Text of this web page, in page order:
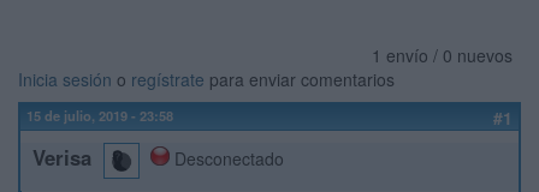
1 envío / 0 nuevos
Inicia sesión o regístrate para enviar comentarios
15 de julio, 2019 - 23:58 #1
Verisa
Desconectado